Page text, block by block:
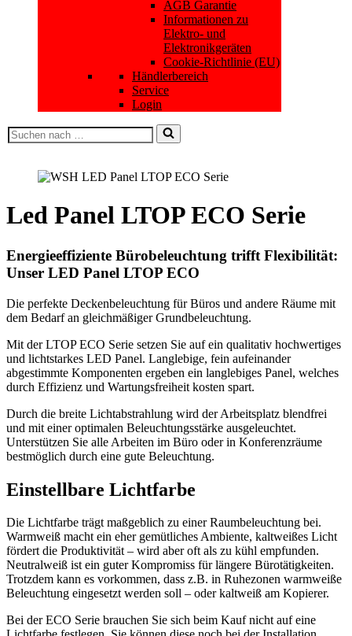
AGB Garantie
Informationen zu
Elektro- und
Elektronikgeräten
Cookie-Richtlinie (EU)
Händlerbereich
Service
Login
Suchen
nach …
Led Panel LTOP ECO Serie
Energieeffiziente Bürobeleuchtung trifft Flexibilität:
Unser LED Panel LTOP ECO
Die perfekte Deckenbeleuchtung für Büros und andere Räume mit
dem Bedarf an gleichmäßiger Grundbeleuchtung.
Mit der LTOP ECO Serie setzen Sie auf ein qualitativ hochwertiges
und lichtstarkes LED Panel. Langlebige, fein aufeinander
abgestimmte Komponenten ergeben ein langlebiges Panel, welches
durch Effizienz und Wartungsfreiheit kosten spart.
Durch die breite Lichtabstrahlung wird der Arbeitsplatz blendfrei
und mit einer optimalen Beleuchtungsstärke ausgeleuchtet.
Unterstützen Sie alle Arbeiten im Büro oder in Konferenzräume
bestmöglich durch eine gute Beleuchtung.
Einstellbare Lichtfarbe
Die Lichtfarbe trägt maßgeblich zu einer Raumbeleuchtung bei.
Warmweiß macht ein eher gemütliches Ambiente, kaltweißes Licht
fördert die Produktivität – wird aber oft als zu kühl empfunden.
Neutralweiß ist ein guter Kompromiss für längere Bürotätigkeiten.
Trotzdem kann es vorkommen, dass z.B. in Ruhezonen warmweiße
Beleuchtung eingesetzt werden soll – oder kaltweiß am Kopierer.
Bei der ECO Serie brauchen Sie sich beim Kauf nicht auf eine